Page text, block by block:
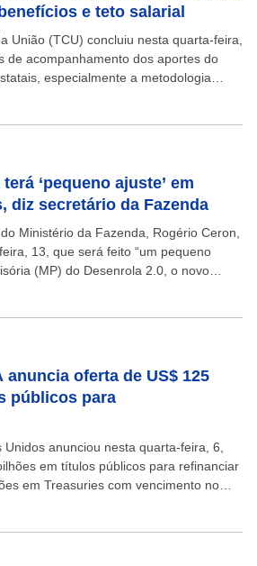
e teto salarial
União (TCU) concluiu nesta quarta-feira,
de acompanhamento dos aportes do
especialmente a metodologia
‘pequeno ajuste’ em
diz secretário da Fazenda
Ministério da Fazenda, Rogério Ceron,
13, que será feito “um pequeno
(MP) do Desenrola 2.0, o novo
anuncia oferta de US$ 125
públicos para
anunciou nesta quarta-feira, 6,
em títulos públicos para refinanciar
em Treasuries com vencimento no